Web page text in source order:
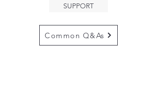
SUPPORT
Common Q&As